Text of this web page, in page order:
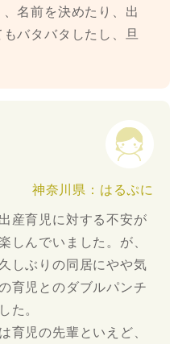
名前を決めたり、出
バタバタしたし、旦
神奈川県：はるぷに
産育児に対する不安が
しんでいました。が、
しぶりの同居にやや気
育児とのダブルパンチ
た。
育児の先輩といえど、